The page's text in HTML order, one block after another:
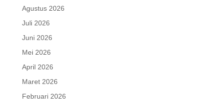
Agustus 2026
Juli 2026
Juni 2026
Mei 2026
April 2026
Maret 2026
Februari 2026